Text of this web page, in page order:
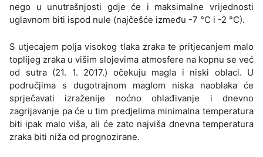
nego u unutrašnjosti gdje će i maksimalne vrijednosti
uglavnom biti ispod nule (najčešće između -7 °C i -2 °C).
S utjecajem polja visokog tlaka zraka te pritjecanjem malo
toplijeg zraka u višim slojevima atmosfere na kopnu se već
od sutra (21. 1. 2017.) očekuju magla i niski oblaci. U
područjima s dugotrajnom maglom niska naoblaka će
sprječavati izraženije noćno ohlađivanje i dnevno
zagrijavanje pa će u tim predjelima minimalna temperatura
biti ipak malo viša, ali će zato najviša dnevna temperatura
zraka biti niža od prognozirane.